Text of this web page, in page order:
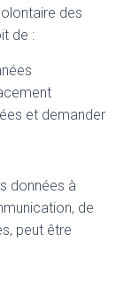
des
de :
et demander
données à
de
peut être